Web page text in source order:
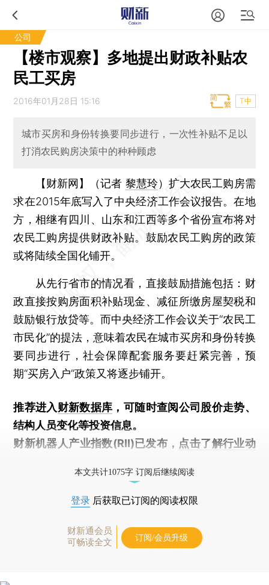
公司
【楼市观察】多地提出财政补贴农
民工买房
2016年01月28日 15:16 T中
城市买房和身份转换要同步进行，一次性补贴不足以
打消农民购房决策中的种种顾虑
【财新网】（记者 黎慧玲） 扩大农民工购房需
求在2015年底写入了中央经济工作会议报告。在地
方，相继有四川、山东和江西等多个省份宣布将对
农民工购房提供财政补贴。鼓励农民工购房的政策
或将陆续全国化铺开。
从先行省市的情况看，直接鼓励措施包括：财
政直接按购房面积补贴现金、减征所缴房屋契税和
鼓励银行放贷等。而中央经济工作会议关于“农民工
市民化”的提法，意味着农民在城市买房和身份转换
要同步进行，社会保障配套服务要赶紧完善，预
期“买房入户”政策又将逐步铺开。
推荐进入财新数据库 ，可随时查阅公司股价走势、
结构人员变化等投资信息。
财新机器人产业指数(RII)已发布， 点击了解行业动
本文共计1075字 订阅后继续阅读
登录 后获取已订阅的阅读权限
财新通会员
可畅读全文
订阅/会员升级